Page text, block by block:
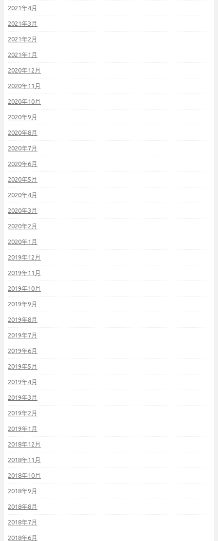
2021年4月
2021年3月
2021年2月
2021年1月
2020年12月
2020年11月
2020年10月
2020年9月
2020年8月
2020年7月
2020年6月
2020年5月
2020年4月
2020年3月
2020年2月
2020年1月
2019年12月
2019年11月
2019年10月
2019年9月
2019年8月
2019年7月
2019年6月
2019年5月
2019年4月
2019年3月
2019年2月
2019年1月
2018年12月
2018年11月
2018年10月
2018年9月
2018年8月
2018年7月
2018年6月